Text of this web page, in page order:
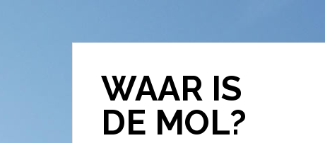
WAAR IS
DE MOL?